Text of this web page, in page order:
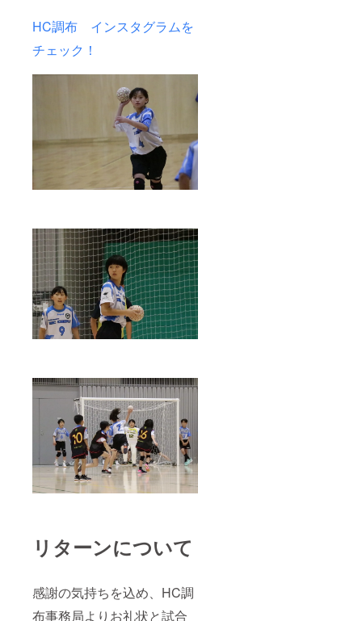
HC調布 インスタグラムを
チェック！
リターンについて
感謝の気持ちを込め、HC調
布事務局よりお礼状と試合